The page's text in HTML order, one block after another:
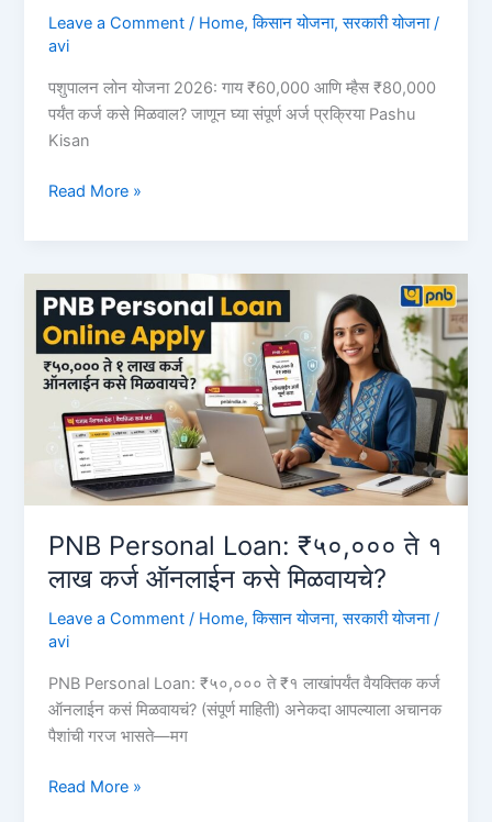
BOB
Instant
Personal
Loan
Leave a Comment / Home,किसान योजना,सरकारी योजना/
avi
पशुपालन लोन योजना 2026: गाय ₹60,000 आणि म्हैस ₹80,000
पर्यंत कर्ज कसे मिळवाल? जाणून घ्या संपूर्ण अर्ज प्रक्रिया Pashu
Kisan
पशुपालन
2026:
गाय
₹60,000
आणि
म्हैस
₹80,000
कर्ज
कसे
घ्यावे?
Pashu
Kisan
Credit
Card
Read More »
PNB Personal Loan: ₹५०,००० ते १
लाख कर्ज ऑनलाईन कसे मिळवायचे?
Leave a Comment / Home,किसान योजना,सरकारी योजना/
avi
PNB Personal Loan: ₹५०,००० ते ₹१ लाखांपर्यंत वैयक्तिक कर्ज
ऑनलाईन कसं मिळवायचं? (संपूर्ण माहिती) अनेकदा आपल्याला अचानक
पैशांची गरज भासते—मग
PNB
Read More »